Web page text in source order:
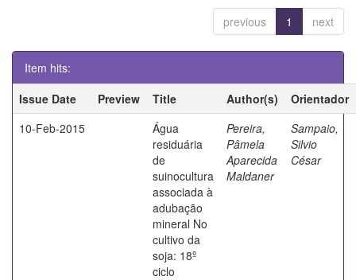
previous 1 next
Item hits:
Issue Date
Preview Title Author(s)
Orientador
10-Feb-2015
Água
residuária
de
suinocultura
associada à
adubação
mineral No
cultivo da
soja: 18º
ciclo
Pereira,
Pâmela
Aparecida
Maldaner
Sampaio,
Silvio
César